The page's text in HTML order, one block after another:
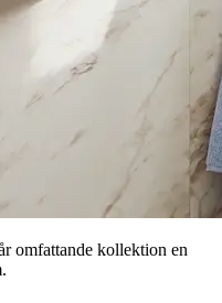
omfattande kollektion en